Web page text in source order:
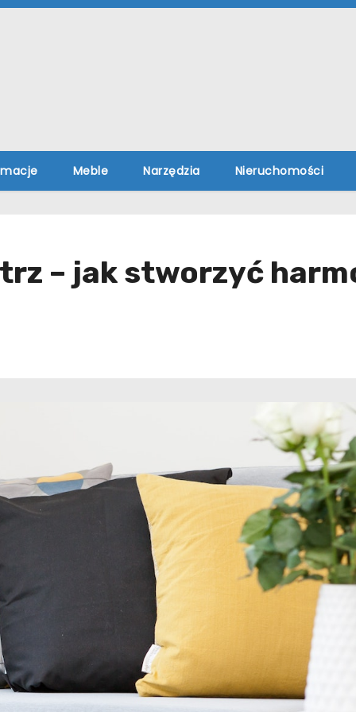
Meble Narzędzia Nieruchomości
– jak stworzyć